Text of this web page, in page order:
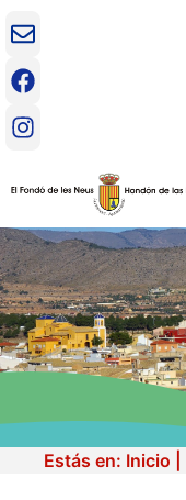
Saltar
contenido
Estás en: Inicio